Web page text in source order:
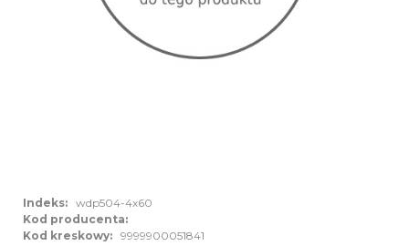
Indeks: wdp504-4x60
Kod producenta:
Kod kreskowy: 9999900051841